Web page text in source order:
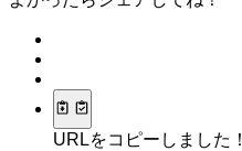
URLをコピーしました！